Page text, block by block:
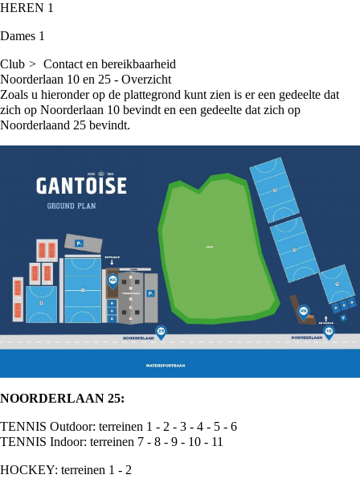
HEREN 1
Dames 1
Club
Contact en bereikbaarheid
Noorderlaan 10 en 25 - Overzicht
Zoals u hieronder op de plattegrond kunt zien is er een gedeelte dat
zich op Noorderlaan 10 bevindt en een gedeelte dat zich op
Noorderlaand 25 bevindt.
NOORDERLAAN 25:
TENNIS Outdoor: terreinen 1 - 2 - 3 - 4 - 5 - 6
TENNIS Indoor: terreinen 7 - 8 - 9 - 10 - 11
HOCKEY: terreinen 1 - 2